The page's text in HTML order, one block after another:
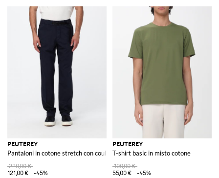
PEUTEREY
Pantaloni in cotone stretch con coulisse in vita e gamba dritta
220,00 €
121,00 €
-45%
PEUTEREY
T-shirt basic in misto cotone
100,00 €
55,00 €
-45%